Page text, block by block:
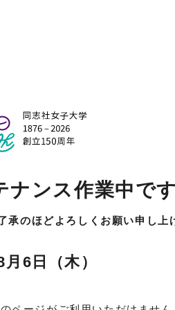
ナンス作業中で
承のほどよろしくお願い申し上
6日（木）